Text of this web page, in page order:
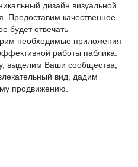
дизайн визуальной
Предоставим качественное
будет отвечать
необходимые приложения
работы паблика.
выделим Ваши сообщества,
вид, дадим
продвижению.